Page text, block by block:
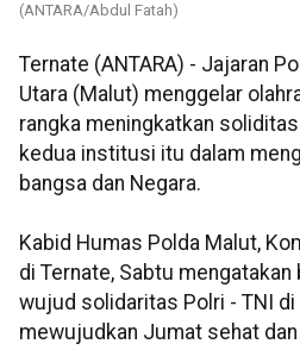
(ANTARA/Abdul Fatah)
Ternate (ANTARA) - Jajaran
Utara (Malut) menggelar
rangka meningkatkan
kedua institusi itu dalam
bangsa dan Negara.
Kabid Humas Polda Malut,
di Ternate, Sabtu mengatakan
wujud solidaritas Polri - TNI
mewujudkan Jumat sehat dan